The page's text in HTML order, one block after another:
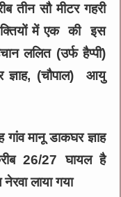
सौ मीटर गहरी
में एक की इस
ललित (उर्फ हैप्पी)
ज्ञाह, (चौपाल) आयु
मानू डाकघर ज्ञाह
26/27 घायल है
लाया गया